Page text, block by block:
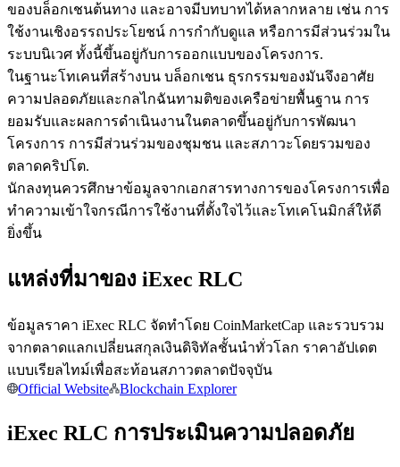
เป็นเทรดเดอร์คัดลอก
เพลิดเพลินกับการแบ่งปันผลกำไรและค่าคอมมิชชั่นการคัด
การวิเคราะห์ข้อมูลขนาดใหญ่ รวมถึงข้อมูลการค้า ฯลฯ
ของบล็อกเชนต้นทาง และอาจมีบทบาทได้หลากหลาย เช่น การ
ใช้งานเชิงอรรถประโยชน์ การกำกับดูแล หรือการมีส่วนร่วมใน
ระบบนิเวศ ทั้งนี้ขึ้นอยู่กับการออกแบบของโครงการ.
ในฐานะโทเคนที่สร้างบน บล็อกเชน ธุรกรรมของมันจึงอาศัย
ความปลอดภัยและกลไกฉันทามติของเครือข่ายพื้นฐาน การ
ยอมรับและผลการดำเนินงานในตลาดขึ้นอยู่กับการพัฒนา
โครงการ การมีส่วนร่วมของชุมชน และสภาวะโดยรวมของ
ตลาดคริปโต.
นักลงทุนควรศึกษาข้อมูลจากเอกสารทางการของโครงการเพื่อ
ทำความเข้าใจกรณีการใช้งานที่ตั้งใจไว้และโทเคโนมิกส์ให้ดี
ยิ่งขึ้น
แหล่งที่มาของ iExec RLC
ข้อมูลราคา iExec RLC จัดทำโดย CoinMarketCap และรวบรวม
จากตลาดแลกเปลี่ยนสกุลเงินดิจิทัลชั้นนำทั่วโลก ราคาอัปเดต
แบบเรียลไทม์เพื่อสะท้อนสภาวตลาดปัจจุบัน
Official Website
Blockchain Explorer
iExec RLC การประเมินความปลอดภัย